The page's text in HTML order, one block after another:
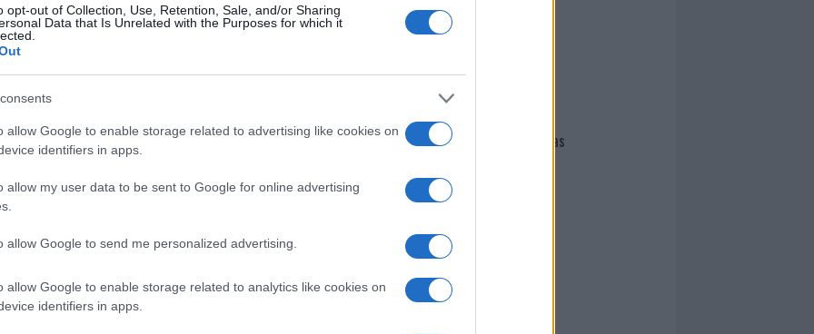
opt-out of Collection, Use, Retention, Sale, and/or Sharing
Data that Is Unrelated with the Purposes for which it
allow Google to enable storage related to advertising like cookies on
identifiers in apps.
allow my user data to be sent to Google for online advertising
allow Google to send me personalized advertising.
allow Google to enable storage related to analytics like cookies on
identifiers in apps.
cliccandoqui
nella sezione
Giovannimaria Cabras